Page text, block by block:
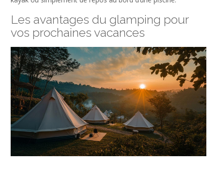
Les avantages du glamping pour
vos prochaines vacances